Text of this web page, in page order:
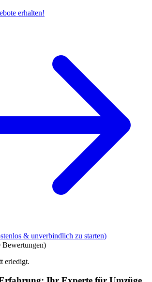
erhalten!
& unverbindlich zu starten)
Bewertungen)
erledigt.